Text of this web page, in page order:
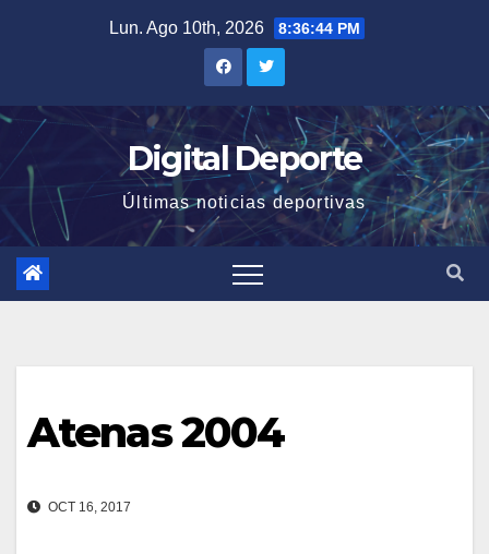
Lun. Ago 10th, 2026 8:36:44 PM
Digital Deporte
Últimas noticias deportivas
Atenas 2004
OCT 16, 2017